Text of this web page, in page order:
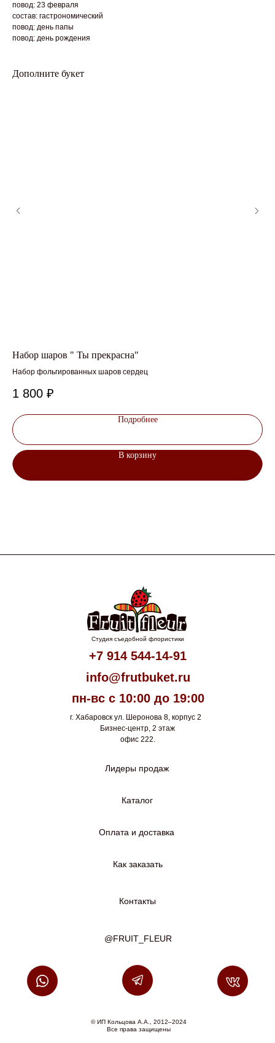
повод: 23 февраля
состав: гастрономический
повод: день папы
повод: день рождения
Дополните букет
Набор шаров " Ты прекрасна"
Набор фольгированных шаров сердец
1 800 ₽
Подробнее
В корзину
Студия съедобной флористики
© ИП Кольцова А.А., 2012–2024
Все права защищены
+7 914 544-14-91
info@frutbuket.ru
пн-вс с 10:00 до 19:00
г. Хабаровск ул. Шеронова 8, корпус 2
Бизнес-центр, 2 этаж
офис 222.
Лидеры продаж
Каталог
Оплата и доставка
Как заказать
@FRUIT_FLEUR
Контакты